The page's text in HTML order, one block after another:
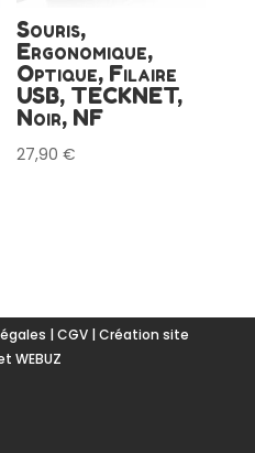
Souris,
Ergonomique,
Optique, Filaire
USB, TECKNET,
Noir, NF
27,90€
| CGV| Création site
WEBUZ